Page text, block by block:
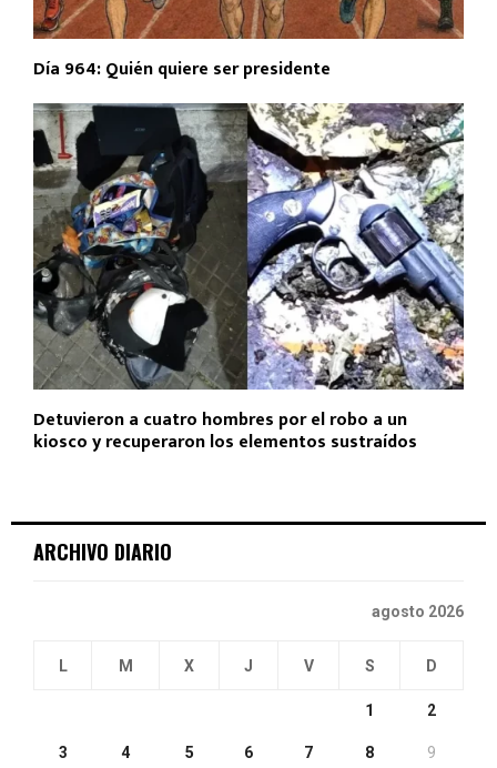
Día 964: Quién quiere ser presidente
Detuvieron a cuatro hombres por el robo a un
kiosco y recuperaron los elementos sustraídos
ARCHIVO DIARIO
agosto 2026
L M X J V S D
1 2
3 4 5 6 7 8 9